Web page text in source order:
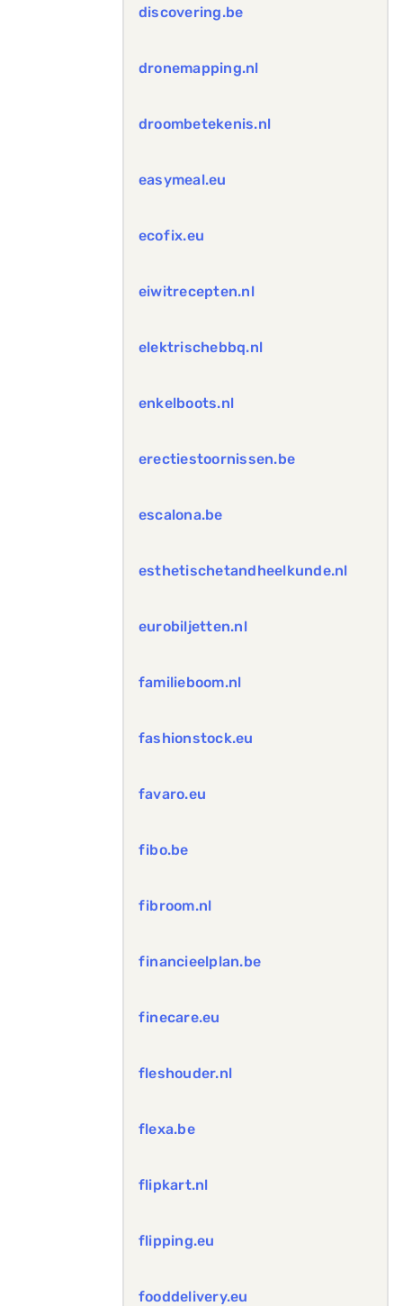
discovering.be
dronemapping.nl
droombetekenis.nl
easymeal.eu
ecofix.eu
eiwitrecepten.nl
elektrischebbq.nl
enkelboots.nl
erectiestoornissen.be
escalona.be
esthetischetandheelkunde.nl
eurobiljetten.nl
familieboom.nl
fashionstock.eu
favaro.eu
fibo.be
fibroom.nl
financieelplan.be
finecare.eu
fleshouder.nl
flexa.be
flipkart.nl
flipping.eu
fooddelivery.eu